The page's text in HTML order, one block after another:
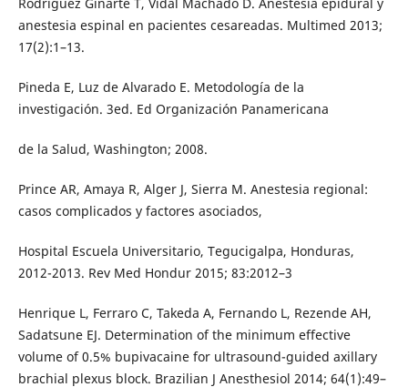
anestesia espinal en pacientes cesareadas. Multimed 2013;
17(2):1–13.
Pineda E, Luz de Alvarado E. Metodología de la
investigación. 3ed. Ed Organización Panamericana
de la Salud, Washington; 2008.
Prince AR, Amaya R, Alger J, Sierra M. Anestesia regional:
casos complicados y factores asociados,
Hospital Escuela Universitario, Tegucigalpa, Honduras,
2012-2013. Rev Med Hondur 2015; 83:2012–3
Henrique L, Ferraro C, Takeda A, Fernando L, Rezende AH,
Sadatsune EJ. Determination of the minimum effective
volume of 0.5% bupivacaine for ultrasound-guided axillary
brachial plexus block. Brazilian J Anesthesiol 2014; 64(1):49–